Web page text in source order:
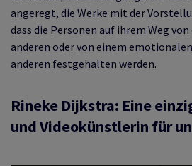
angeregt, die Werke mit der
dass die Personen auf ihrem Weg
anderen oder von einem
anderen festgehalten werden.
Rineke Dijkstra: Eine
und Videokünstlerin für